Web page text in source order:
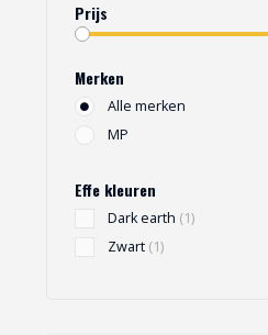
Prijs
Merken
Alle merken
MP
Effe kleuren
Dark earth (1)
Zwart (1)